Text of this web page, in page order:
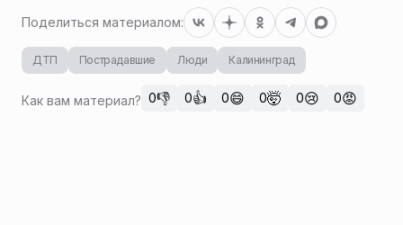
Поделиться материалом:
ДТП Пострадавшие Люди Калининград
Как вам материал? 0👎 0👍 0😄 0🤯 0😢 0😡